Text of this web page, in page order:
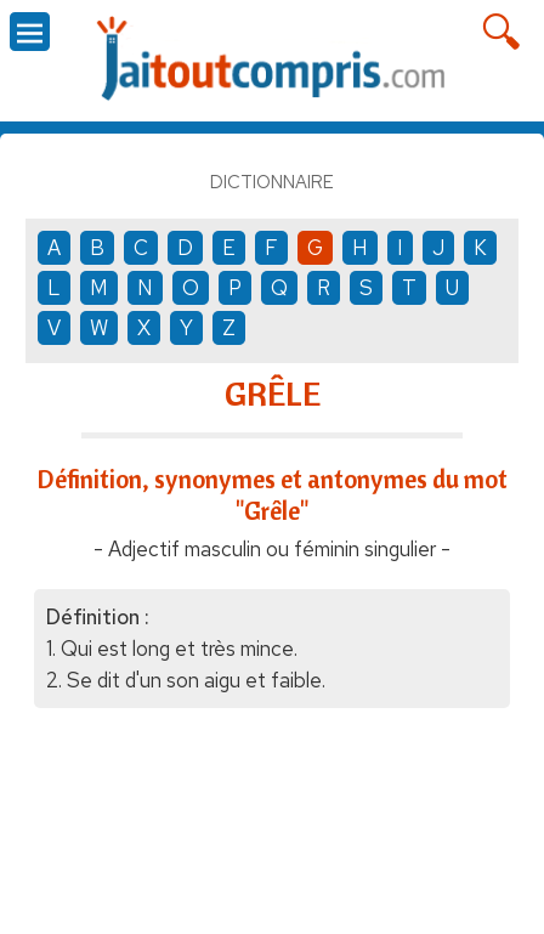
DICTIONNAIRE
A B C D E F G H I J
K
L
M N O P Q R S T
U
V
W X Y Z
GRÊLE
Définition, synonymes et antonymes du mot
"Grêle"
- Adjectif masculin ou féminin singulier -
Définition :
1. Qui est long et très mince.
2. Se dit d'un son aigu et faible.